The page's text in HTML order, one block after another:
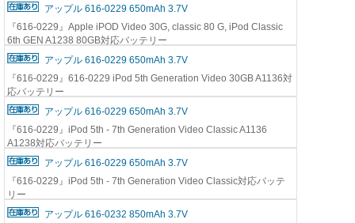
アップル 616-0229 650mAh 3.7V
『616-0229』Apple iPOD Video 30G, classic 80 G, iPod Classic
6th GEN A1238 80GB対応バッテリー
アップル 616-0229 650mAh 3.7V
『616-0229』616-0229 iPod 5th Generation Video 30GB A1136対
応バッテリー
アップル 616-0229 650mAh 3.7V
『616-0229』iPod 5th - 7th Generation Video Classic A1136
A1238対応バッテリー
アップル 616-0229 650mAh 3.7V
『616-0229』iPod 5th - 7th Generation Video Classic対応バッテ
リー
アップル 616-0232 850mAh 3.7V